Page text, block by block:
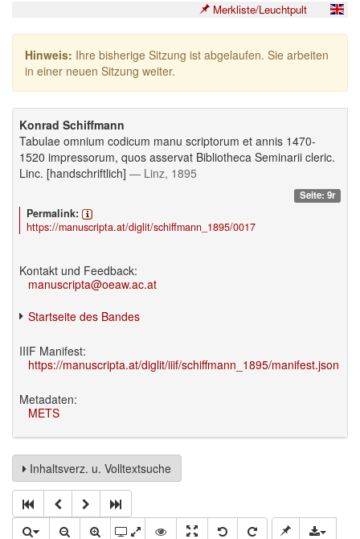
Merkliste/Leuchtpult
Hinweis: Ihre bisherige Sitzung ist abgelaufen. Sie arbeiten
in einer neuen Sitzung weiter.
Konrad Schiffmann
Tabulae omnium codicum manu scriptorum et annis 1470-
1520 impressorum, quos asservat Bibliotheca Seminarii cleric.
Linc. [handschriftlich] — Linz, 1895
Seite: 9r
Permalink:
https://manuscripta.at/diglit/schiffmann_1895/0017
Kontakt und Feedback:
manuscripta@oeaw.ac.at
Startseite des Bandes
IIIF Manifest:
https://manuscripta.at/diglit/iiif/schiffmann_1895/manifest.json
Metadaten:
METS
Inhaltsverz. u. Volltextsuche